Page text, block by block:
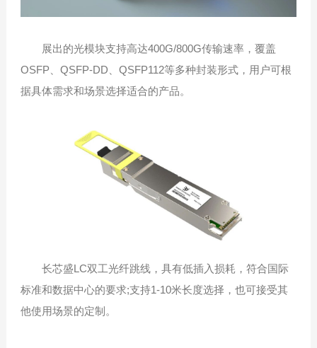
展出的光模块支持高达400G/800G传输速率，覆盖
OSFP、QSFP-DD、QSFP112等多种封装形式，用户可根
据具体需求和场景选择适合的产品。
长芯盛LC双工光纤跳线，具有低插入损耗，符合国际
标准和数据中心的要求;支持1-10米长度选择，也可接受其
他使用场景的定制。